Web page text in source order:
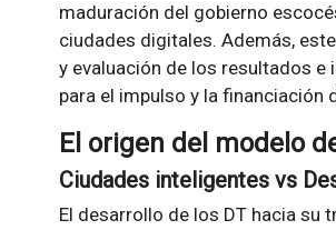
maduración del gobierno
ciudades digitales. Además,
y evaluación de los resultados e
para el impulso y la financiación
El origen del modelo
Ciudades inteligentes vs
El desarrollo de los DT hacia